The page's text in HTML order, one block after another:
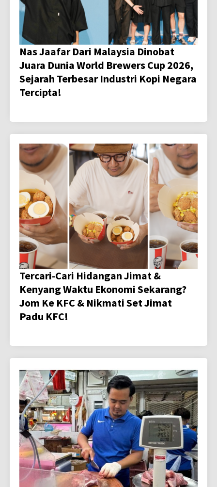
Nas Jaafar Dari Malaysia Dinobat
Juara Dunia World Brewers Cup 2026,
Sejarah Terbesar Industri Kopi Negara
Tercipta!
Tercari-Cari Hidangan Jimat &
Kenyang Waktu Ekonomi Sekarang?
Jom Ke KFC & Nikmati Set Jimat
Padu KFC!